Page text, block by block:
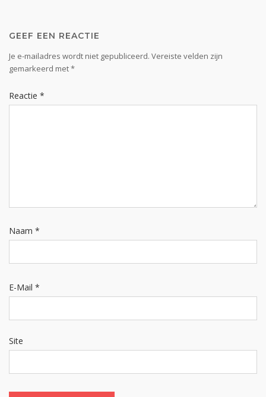
GEEF EEN REACTIE
Je e-mailadres wordt niet gepubliceerd. Vereiste velden zijn
gemarkeerd met*
Reactie *
Naam *
E-Mail *
Site